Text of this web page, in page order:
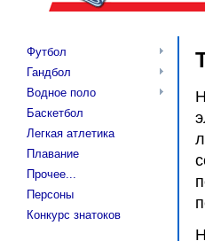
Футбол
Гандбол
Водное поло
Баскетбол
Легкая атлетика
Плавание
Прочее...
Персоны
Конкурс знатоков